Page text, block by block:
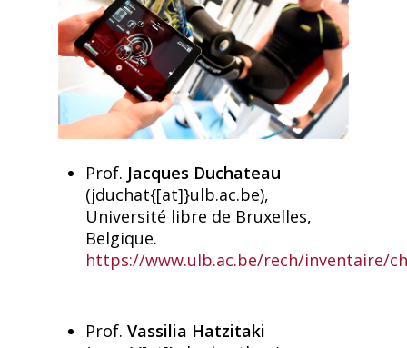
Prof. Jacques Duchateau
(jduchat{[at]}ulb.ac.be),
Université libre de Bruxelles,
Belgique.
https://www.ulb.ac.be/rech/inventaire/
Prof.Vassilia Hatzitaki